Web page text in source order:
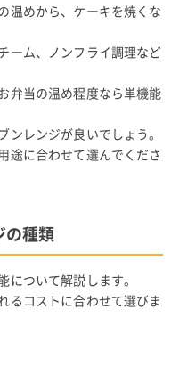
温めから、ケーキを焼くな
ーム、ノンフライ調理など
弁当の温め程度なら単機能
レンジが良いでしょう。
途に合わせて選んでくださ
の種類
ついて解説します。
るコストに合わせて選びま